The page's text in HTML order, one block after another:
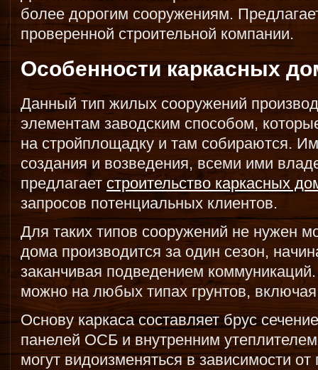
более дорогим сооружениям.
проверенной строительной компании.
Особенности каркасных
Данный тип жилых сооружений
элементам заводским способом,
на стройплощадку и там собираются.
создания и возведения, всеми ими
предлагает строительство каркасных
запросов потенциальных клиентов.
Для таких типов сооружений не нужен
дома производится за один сезон,
заканчивая подведением
можно на любых типах грунтов,
Основу каркаса составляет брус
панелей ОСБ и внутренним
могут видоизменяться в зависимости